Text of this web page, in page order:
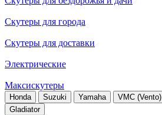
Скутеры для города
Скутеры для доставки
Электрические
Максискутеры
Honda Suzuki Yamaha VMC (Vento)
Gladiator